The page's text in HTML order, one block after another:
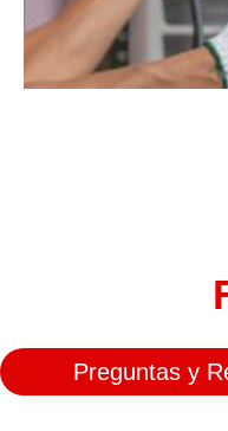
Preguntas y